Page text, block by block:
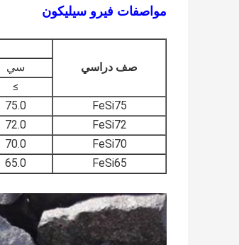
مواصفات فيرو سيليكون
صف دراسي
سي
≥
FeSi75
75.0
FeSi72
72.0
FeSi70
70.0
FeSi65
65.0